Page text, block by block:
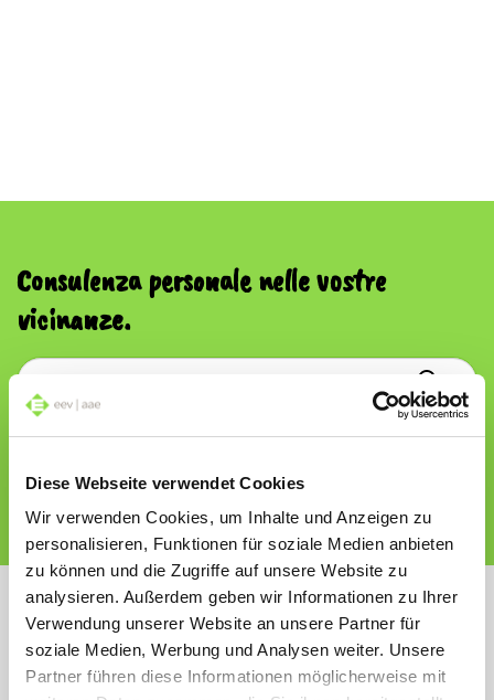
Diese Webseite verwendet Cookies
Wir verwenden Cookies, um Inhalte und Anzeigen zu
personalisieren, Funktionen für soziale Medien anbieten
zu können und die Zugriffe auf unsere Website zu
analysieren. Außerdem geben wir Informationen zu Ihrer
Verwendung unserer Website an unsere Partner für
soziale Medien, Werbung und Analysen weiter. Unsere
Partner führen diese Informationen möglicherweise mit
Consulenza personale nelle vostre
vicinanze.
Utilizzare la mia posizione
Tutte le novità ed i suggerimenti direttamente